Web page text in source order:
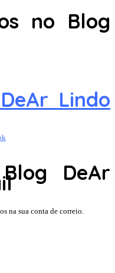
no Blog
Lindo
DeAr
na sua conta de correio.